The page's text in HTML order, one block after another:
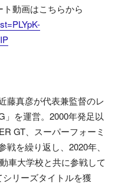
動画はこちらから
藤真彦が代表兼監督のレ
」を運営。2000年発足以
GT、スーパーフォーミ
を繰り返し、2020年、
車大学校と共に参戦して
リーズタイトルを獲